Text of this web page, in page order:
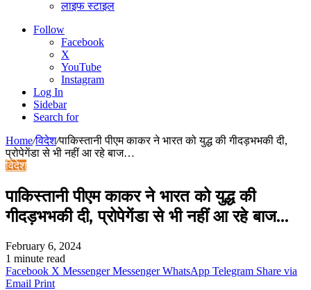
लाइफ स्टाइल
Follow
Facebook
X
YouTube
Instagram
Log In
Sidebar
Search for
Home/विदेश/पाकिस्तानी पीएम काकर ने भारत को युद्ध की गीदड़भभकी दी,
प्रोपेगेंडा से भी नहीं आ रहे बाज…
विदेश
पाकिस्तानी पीएम काकर ने भारत को युद्ध की
गीदड़भभकी दी, प्रोपेगेंडा से भी नहीं आ रहे बाज…
February 6, 2024
1 minute read
Facebook X Messenger Messenger WhatsApp Telegram Share via
Email Print